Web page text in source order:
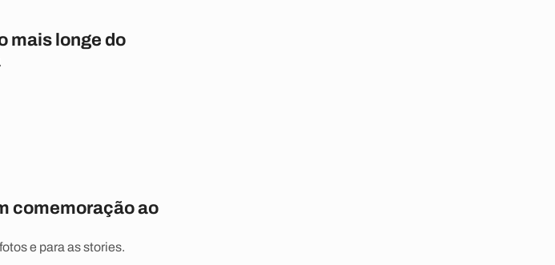
mais longe do
comemoração ao
e para as stories.